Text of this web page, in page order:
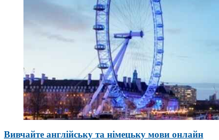
Вивчайте англійську та німецьку мови онлайн